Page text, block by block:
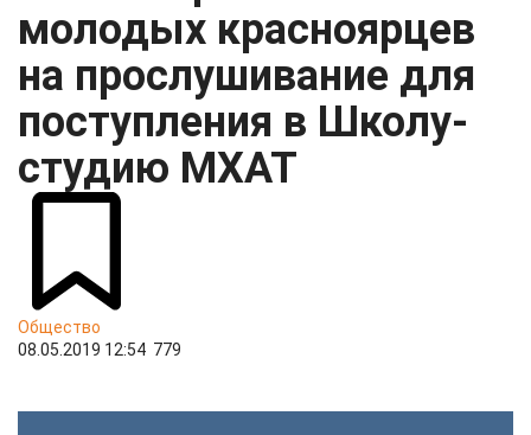
молодых красноярцев
на прослушивание для
поступления в Школу-
студию МХАТ
Общество
08.05.2019 12:54 779